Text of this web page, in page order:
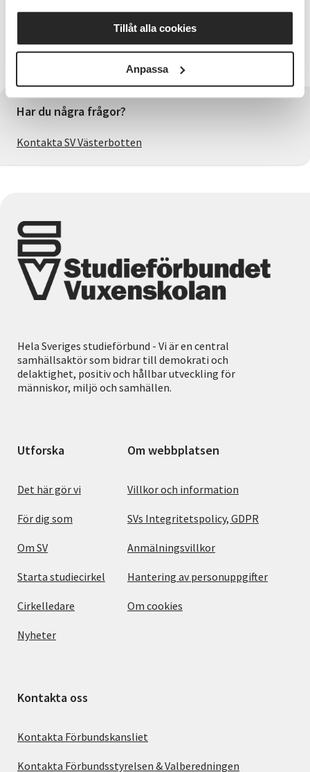
Tillåt alla cookies
Anpassa
Anmälningsinformation
Anmäl dig senast den 11/8 till Laila Eliasson, 070-282
Har du några frågor?
Kontakta SV Västerbotten
Hela Sveriges studieförbund - Vi är en central
samhällsaktör som bidrar till demokrati och
delaktighet, positiv och hållbar utveckling för
människor, miljö och samhällen.
Utforska
Det här gör vi
För dig som
Om SV
Starta studiecirkel
Cirkelledare
Nyheter
Om webbplatsen
Villkor och information
SVs Integritetspolicy, GDPR
Anmälningsvillkor
Hantering av personuppgifter
Om cookies
Kontakta oss
Kontakta Förbundskansliet
Kontakta Förbundsstyrelsen & Valberedningen